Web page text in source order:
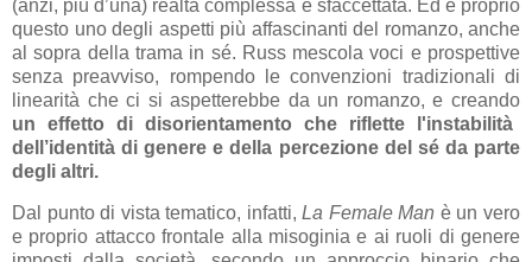
(anzi, più d’una) realtà complessa e sfaccettata. Ed è proprio
questo uno degli aspetti più affascinanti del romanzo, anche
al sopra della trama in sé. Russ mescola voci e prospettive
senza preavviso, rompendo le convenzioni tradizionali di
linearità che ci si aspetterebbe da un romanzo, e creando
un effetto di disorientamento che riflette l'instabilità
dell’identità di genere e della percezione del sé da parte
degli altri.
Dal punto di vista tematico, infatti,La Female Man è un vero
e proprio attacco frontale alla misoginia e ai ruoli di genere